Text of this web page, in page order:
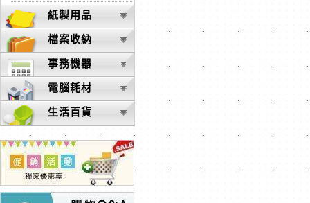
紙製用品
檔案收納
事務機器
電腦耗材
生活百貨